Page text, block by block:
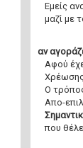
Εμείς
μαζί με
αν
Αφού
Ο
Απο-
που